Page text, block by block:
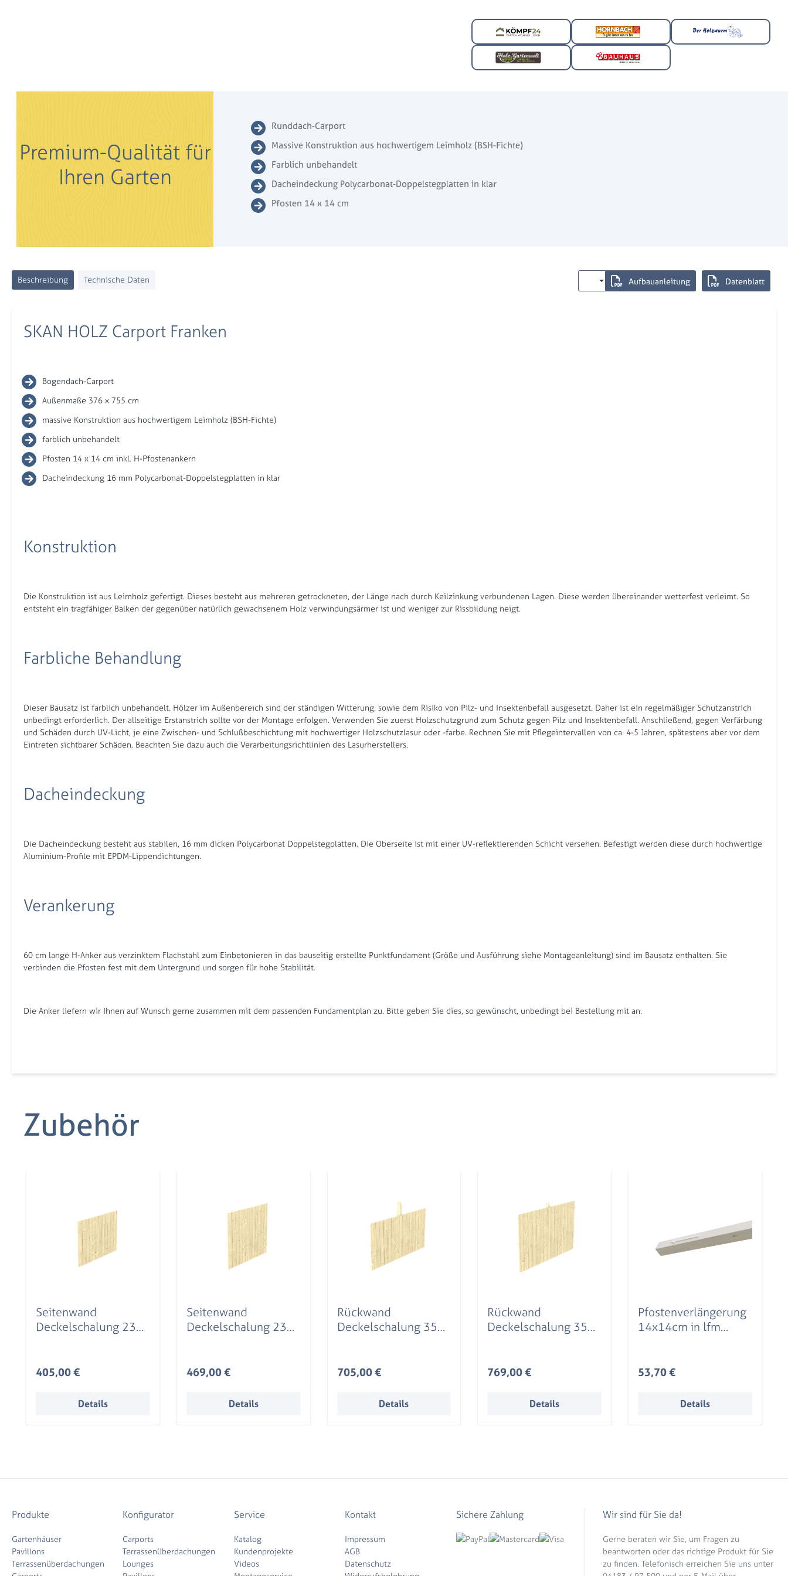
Premium-Qualität für
Ihren Garten
Runddach-Carport
Massive Konstruktion aus hochwertigem Leimholz (BSH-Fichte)
Farblich unbehandelt
Dacheindeckung Polycarbonat-Doppelstegplatten in klar
Pfosten 14 x 14 cm
Beschreibung Technische Daten Aufbauanleitung Datenblatt
SKAN HOLZ Carport Franken
Bogendach-Carport
Außenmaße 376 x 755 cm
massive Konstruktion aus hochwertigem Leimholz (BSH-Fichte)
farblich unbehandelt
Pfosten 14 x 14 cm inkl. H-Pfostenankern
Dacheindeckung 16 mm Polycarbonat-Doppelstegplatten in klar
Konstruktion
Die Konstruktion ist aus Leimholz gefertigt. Dieses besteht aus mehreren getrockneten, der Länge nach durch Keilzinkung verbundenen Lagen. Diese werden übereinander wetterfest verleimt. So
entsteht ein tragfähiger Balken der gegenüber natürlich gewachsenem Holz verwindungsärmer ist und weniger zur Rissbildung neigt.
Farbliche Behandlung
Dieser Bausatz ist farblich unbehandelt. Hölzer im Außenbereich sind der ständigen Witterung, sowie dem Risiko von Pilz- und Insektenbefall ausgesetzt. Daher ist ein regelmäßiger Schutzanstrich
unbedingt erforderlich. Der allseitige Erstanstrich sollte vor der Montage erfolgen. Verwenden Sie zuerst Holzschutzgrund zum Schutz gegen Pilz und Insektenbefall. Anschließend, gegen Verfärbung
und Schäden durch UV-Licht, je eine Zwischen- und Schlußbeschichtung mit hochwertiger Holzschutzlasur oder -farbe. Rechnen Sie mit Pflegeintervallen von ca. 4-5 Jahren, spätestens aber vor dem
Eintreten sichtbarer Schäden. Beachten Sie dazu auch die Verarbeitungsrichtlinien des Lasurherstellers.
Dacheindeckung
Die Dacheindeckung besteht aus stabilen, 16 mm dicken Polycarbonat Doppelstegplatten. Die Oberseite ist mit einer UV-reflektierenden Schicht versehen. Befestigt werden diese durch hochwertige
Aluminium-Profile mit EPDM-Lippendichtungen.
Verankerung
60 cm lange H-Anker aus verzinktem Flachstahl zum Einbetonieren in das bauseitig erstellte Punktfundament (Größe und Ausführung siehe Montageanleitung) sind im Bausatz enthalten. Sie
verbinden die Pfosten fest mit dem Untergrund und sorgen für hohe Stabilität.
Die Anker liefern wir Ihnen auf Wunsch gerne zusammen mit dem passenden Fundamentplan zu. Bitte geben Sie dies, so gewünscht, unbedingt bei Bestellung mit an.
Zubehör
Seitenwand
Deckelschalung 230
Regulärer Preis:
405,00 €
Details
Seitenwand
Deckelschalung 230
Regulärer Preis:
469,00 €
Details
Rückwand
Deckelschalung 352
Regulärer Preis:
705,00 €
Details
Rückwand
Deckelschalung 352
Regulärer Preis:
769,00 €
Details
Pfostenverlängerung
14x14cm in lfm
Regulärer Preis:
53,70 €
Details
Produkte
Gartenhäuser
Pavillons
Terrassenüberdachungen
Konfigurator
Carports
Terrassenüberdachungen
Lounges
Service
Katalog
Kundenprojekte
Videos
Kontakt
Impressum
AGB
Datenschutz
Sichere Zahlung Wir sind für Sie da!
Gerne beraten wir Sie, um Fragen zu
beantworten oder das richtige Produkt für Sie
zu finden. Telefonisch erreichen Sie uns unter